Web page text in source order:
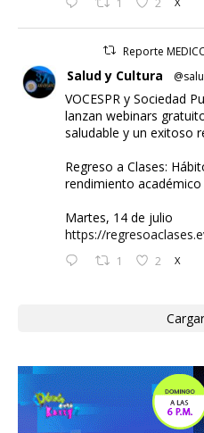
Reporte
Salud y Cultura
VOCESPR y Sociedad
lanzan webinars
saludable y un exitoso
Regreso a Clases:
rendimiento académico
Martes, 14 de julio
https://
1 2 X